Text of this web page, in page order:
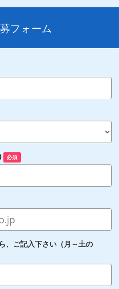
フォーム
必須
、ご記入下さい（月～土の